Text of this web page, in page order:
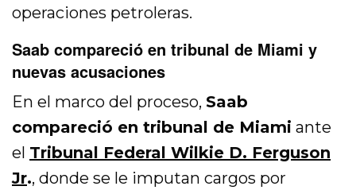
operaciones petroleras.
Saab compareció en tribunal de Miami y
nuevas acusaciones
En el marco del proceso,Saab
compareció en tribunal de Miami ante
el Tribunal Federal Wilkie D. Ferguson
Jr., donde se le imputan cargos por